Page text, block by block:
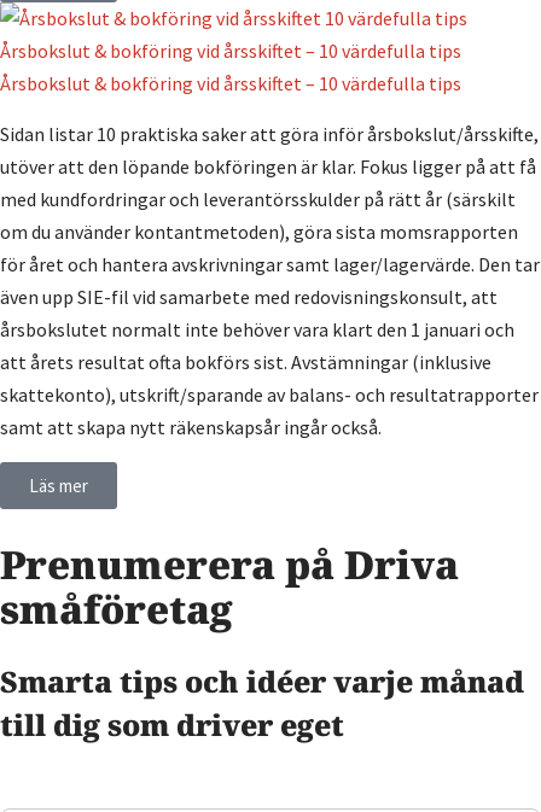
Årsbokslut & bokföring vid årsskiftet – 10 värdefulla tips
Årsbokslut & bokföring vid årsskiftet – 10 värdefulla tips
Sidan listar 10 praktiska saker att göra inför årsbokslut/årsskifte,
utöver att den löpande bokföringen är klar. Fokus ligger på att få
med kundfordringar och leverantörsskulder på rätt år (särskilt
om du använder kontantmetoden), göra sista momsrapporten
för året och hantera avskrivningar samt lager/lagervärde. Den tar
även upp SIE-fil vid samarbete med redovisningskonsult, att
årsbokslutet normalt inte behöver vara klart den 1 januari och
att årets resultat ofta bokförs sist. Avstämningar (inklusive
skattekonto), utskrift/sparande av balans- och resultatrapporter
samt att skapa nytt räkenskapsår ingår också.
Läs mer
Prenumerera på Driva
småföretag
Smarta tips och idéer varje månad
till dig som driver eget